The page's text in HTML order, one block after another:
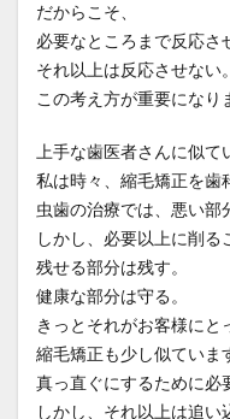
だからこそ、
必要なところまで反応さ
それ以上は反応させない。
この考え方が重要になり
上手な歯医者さんに似
私は時々、縮毛矯正を歯
虫歯の治療では、悪い部
しかし、必要以上に削る
残せる部分は残す。
健康な部分は守る。
きっとそれがお客様にと
縮毛矯正も少し似ていま
真っ直ぐにするために必
しかし、それ以上は追い
毛先がパサつく
毛母細胞への影響
水蒸気爆発と炭化
社会復帰支援
社
経皮毒の真実
綱
縮毛矯正で髪が硬くな
縮毛矯正の上手い美容室
縮毛矯正の失敗直し
縮毛矯正の料金相場
縮毛矯正の根元折れ